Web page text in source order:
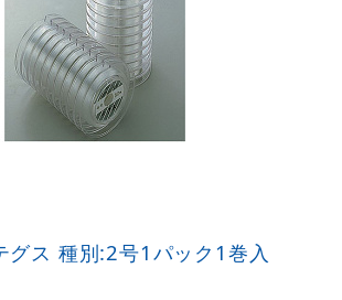
グス 種別:2号1パック1巻入